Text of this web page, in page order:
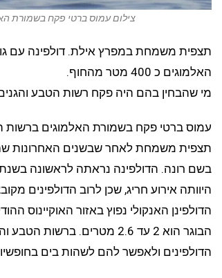
צילום עמוס ברטי פקח בשמורת
תצפית משמחת במפרץ אילת. דולפינה עם
האלמוגים כ 400 מטר מהחוף.
מי שהבחין בהם היה פקח רשות הטבע
עמוס ברטי פקח בשמורת האלמוגים ברשות
תצפית משמחת לאחר שבשנים האחרונות
היוותה אירוע חריג, שכן לרוב הדולפינים
הדולפינן האנקולי נפוץ באזור האוקיינוס
הבוגר הוא 2 עד 2.6 מטרים.
הדולפינים ולאפשר להם לשהות בים